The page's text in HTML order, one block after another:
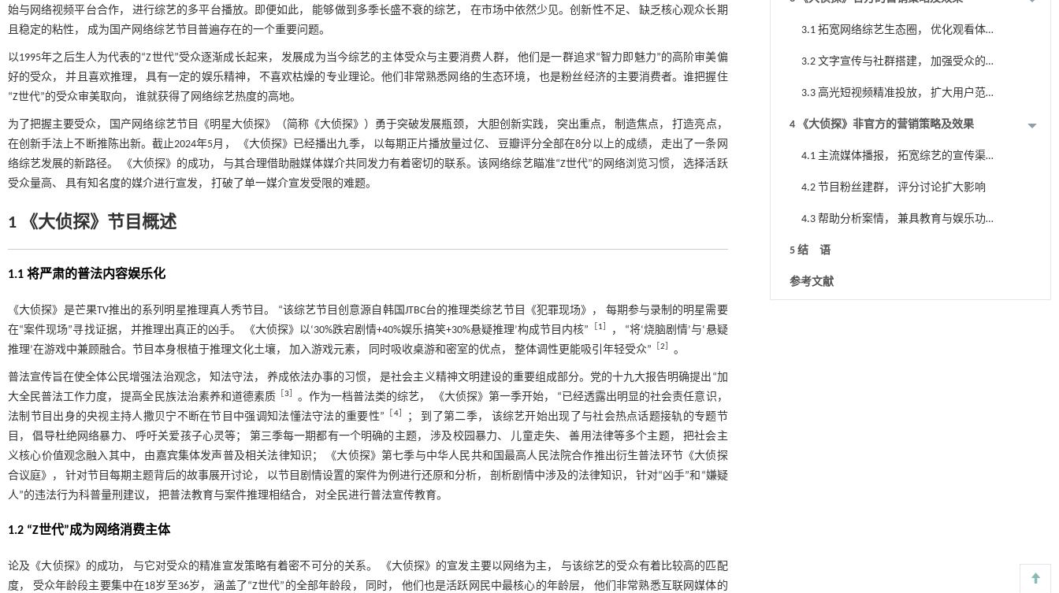
始与网络视频平台合作， 进行综艺的多平台播放。即便如此， 能够做到多季长盛不衰的综艺， 在市场中依然少见。创新性不足、 缺乏核心观众长期
且稳定的粘性， 成为国产网络综艺节目普遍存在的一个重要问题。
以1995年之后生人为代表的“Z世代”受众逐渐成长起来， 发展成为当今综艺的主体受众与主要消费人群， 他们是一群追求“智力即魅力”的高阶审美偏
好的受众， 并且喜欢推理， 具有一定的娱乐精神， 不喜欢枯燥的专业理论。他们非常熟悉网络的生态环境， 也是粉丝经济的主要消费者。谁把握住
“Z世代”的受众审美取向， 谁就获得了网络综艺热度的高地。
为了把握主要受众， 国产网络综艺节目《明星大侦探》（简称《大侦探》）勇于突破发展瓶颈， 大胆创新实践， 突出重点， 制造焦点， 打造亮点，
在创新手法上不断推陈出新。截止2024年5月， 《大侦探》已经播出九季， 以每期正片播放量过亿、 豆瓣评分全部在8分以上的成绩， 走出了一条网
络综艺发展的新路径。 《大侦探》的成功， 与其合理借助融媒体媒介共同发力有着密切的联系。该网络综艺瞄准“Z世代”的网络浏览习惯， 选择活跃
受众量高、 具有知名度的媒介进行宣发， 打破了单一媒介宣发受限的难题。
1 《大侦探》节目概述
1.1 将严肃的普法内容娱乐化
《大侦探》是芒果TV推出的系列明星推理真人秀节目。 “该综艺节目创意源自韩国JTBC台的推理类综艺节目《犯罪现场》， 每期参与录制的明星需要
在“案件现场”寻找证据， 并推理出真正的凶手。 《大侦探》以‘30%跌宕剧情+40%娱乐搞笑+30%悬疑推理’构成节目内核”
1
， “将‘烧脑剧情’与‘悬疑
推理’在游戏中兼顾融合。节目本身根植于推理文化土壤， 加入游戏元素， 同时吸收桌游和密室的优点， 整体调性更能吸引年轻受众”
2 。
普法宣传旨在使全体公民增强法治观念， 知法守法， 养成依法办事的习惯， 是社会主义精神文明建设的重要组成部分。党的十九大报告明确提出“加
大全民普法工作力度， 提高全民族法治素养和道德素质［ 3
。作为一档普法类的综艺， 《大侦探》第一季开始， “已经透露出明显的社会责任意识，
法制节目出身的央视主持人撒贝宁不断在节目中强调知法懂法守法的重要性”
4］
； 到了第二季， 该综艺开始出现了与社会热点话题接轨的专题节
目， 倡导杜绝网络暴力、 呼吁关爱孩子心灵等； 第三季每一期都有一个明确的主题， 涉及校园暴力、 儿童走失、 善用法律等多个主题， 把社会主
义核心价值观念融入其中， 由嘉宾集体发声普及相关法律知识； 《大侦探》第七季与中华人民共和国最高人民法院合作推出衍生普法环节《大侦探
合议庭》， 针对节目每期主题背后的故事展开讨论， 以节目剧情设置的案件为例进行还原和分析， 剖析剧情中涉及的法律知识， 针对“凶手”和“嫌疑
人”的违法行为科普量刑建议， 把普法教育与案件推理相结合， 对全民进行普法宣传教育。
1.2 “Z世代”成为网络消费主体
论及《大侦探》的成功， 与它对受众的精准宣发策略有着密不可分的关系。 《大侦探》的宣发主要以网络为主， 与该综艺的受众有着比较高的匹配
度， 受众年龄段主要集中在18岁至36岁， 涵盖了“Z世代”的全部年龄段， 同时， 他们也是活跃网民中最核心的年龄层， 他们非常熟悉互联网媒体的
3.1 拓宽网络综艺生态圈， 优化观看体
3.2 文字宣传与社群搭建， 加强受众的
3.3 高光短视频精准投放， 扩大用户范
4 《大侦探》非官方的营销策略及效果
4.1 主流媒体播报， 拓宽综艺的宣传渠
4.2 节目粉丝建群， 评分讨论扩大影响
4.3 帮助分析案情， 兼具教育与娱乐功
能
5 结 语
参考文献